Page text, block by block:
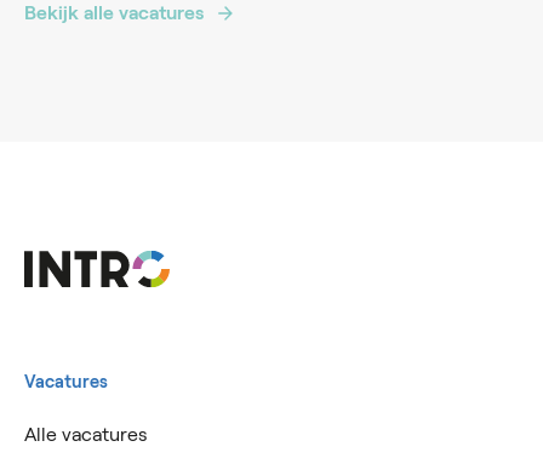
Bekijk alle vacatures
Vacatures
Alle vacatures